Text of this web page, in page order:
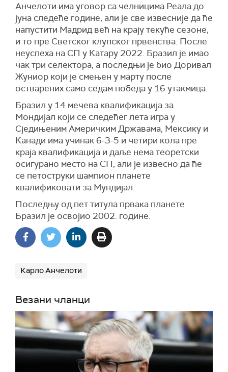
Анчелоти има уговор са челницима Реала до
јуна следеће године, али је све извесније да ће
напустити Мадрид већ на крају текуће сезоне,
и то пре Светског клупског првенства. После
неуспеха на СП у Катару 2022. Бразил је имао
чак три селектора, а последњи је био Доривал
Жуниор који је смењен у марту после
остварених само седам победа у 16 утакмица.
Бразил у 14 мечева квалификација за
Мондијал који се следећег лета игра у
Сједињеним Америчким Државама, Мексику и
Канади има учинак 6-3-5 и четири кола пре
краја квалификација и даље нема теоретски
осигурано место на СП, али је извесно да ће
се петоструки шампион планете
квалификовати за Мундијал.
Последњу од пет титула првака планете
Бразил је освојио 2002. године.
Карло Анчелоти
Везани чланци